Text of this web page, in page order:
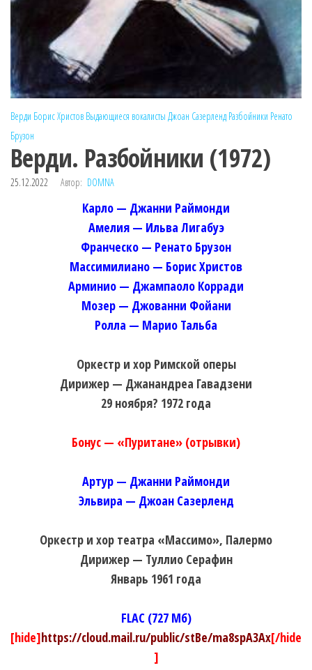
Верди Борис Христов Выдающиеся вокалисты Джоан Сазерленд Разбойники Ренато
Брузон
Верди. Разбойники (1972)
25.12.2022 Автор: DOMNA
Карло — Джанни Раймонди
Амелия — Ильва Лигабуэ
Франческо — Ренато Брузон
Массимилиано — Борис Христов
Арминио — Джампаоло Корради
Мозер — Джованни Фойани
Ролла — Марио Тальба
Оркестр и хор Римской оперы
Дирижер — Джанандреа Гавадзени
29 ноября? 1972 года
Бонус — «Пуритане» (отрывки)
Артур — Джанни Раймонди
Эльвира — Джоан Сазерленд
Оркестр и хор театра «Массимо», Палермо
Дирижер — Туллио Серафин
Январь 1961 года
FLAC (727 Мб)
[hide]https://cloud.mail.ru/public/stBe/ma8spA3Ax[/hide
]